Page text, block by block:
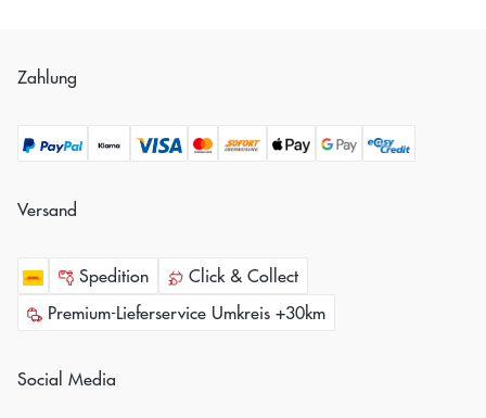
Zahlung
Versand
Spedition
Click & Collect
Premium-Lieferservice Umkreis +30km
Social Media